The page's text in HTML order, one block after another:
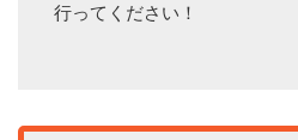
行ってください！